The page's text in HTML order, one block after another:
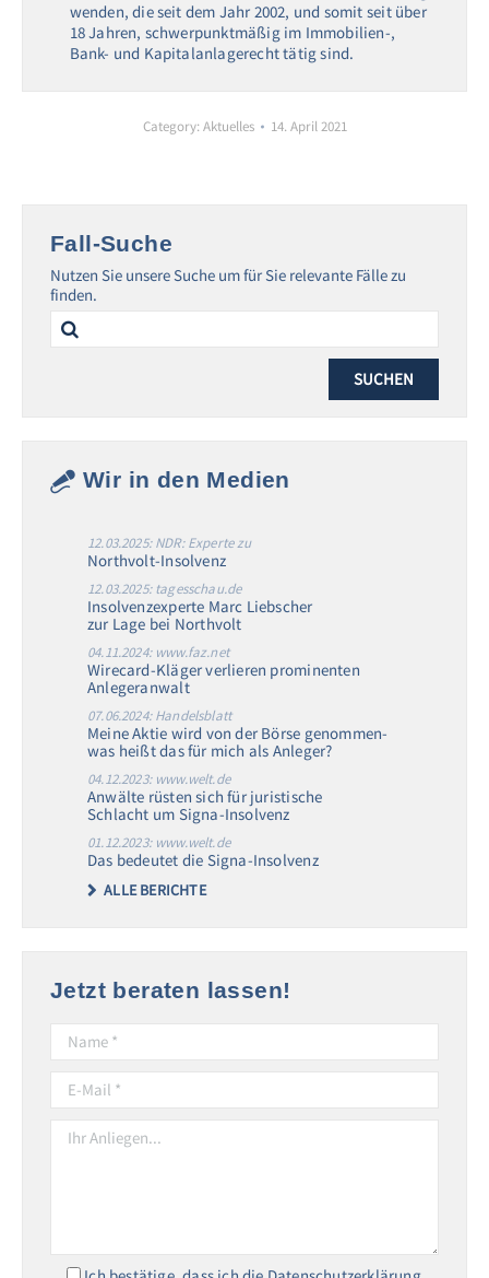
wenden, die seit dem Jahr 2002, und somit seit über
18 Jahren, schwerpunktmäßig im Immobilien-,
Bank- und Kapitalanlagerecht tätig sind.
Category:Aktuelles 14. April 2021
Fall-Suche
Nutzen Sie unsere Suche um für Sie relevante Fälle zu
finden.
Search
for:
Wir in den Medien
12.03.2025: NDR: Experte zu
Northvolt-Insolvenz
12.03.2025: tagesschau.de
Insolvenzexperte Marc Liebscher
zur Lage bei Northvolt
04.11.2024: www.faz.net
Wirecard-Kläger verlieren prominenten
Anlegeranwalt
07.06.2024: Handelsblatt
Meine Aktie wird von der Börse genommen-
was heißt das für mich als Anleger?
04.12.2023: www.welt.de
Anwälte rüsten sich für juristische
Schlacht um Signa-Insolvenz
01.12.2023: www.welt.de
Das bedeutet die Signa-Insolvenz
ALLE BERICHTE
Jetzt beraten lassen!